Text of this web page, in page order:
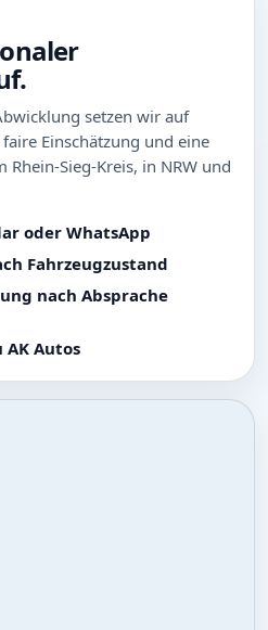
setzen wir auf
Einschätzung und eine
Sieg-Kreis, in NRW und
oder WhatsApp
Fahrzeugzustand
nach Absprache
Autos